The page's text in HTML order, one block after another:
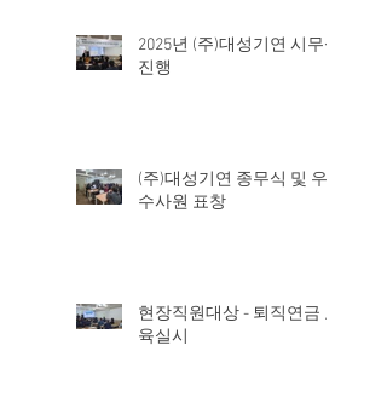
2025년 (주)대성기연 시무식
진행
(주)대성기연 종무식 및 우
수사원 표창
현장직원대상 - 퇴직연금 교
육실시